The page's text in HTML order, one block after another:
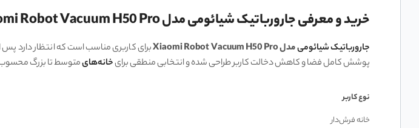
خرید و معرفی جارورباتیک شیائومی مدل Xiaomi Robot Vacuum H50 Pro،قدرت مکش 15000 پاسکال و
جارورباتیک شیائومیمدلXiaomi Robot Vacuum H50 Proبرای کاربری مناسب است که انتظار دارد پس
پوشش کامل فضا و کاهش دخالت کاربر طراحی شده و انتخابی منطقی برایخانه‌هایمتوسط تا بزرگ
نوع کاربر
خانه فرش‌دار